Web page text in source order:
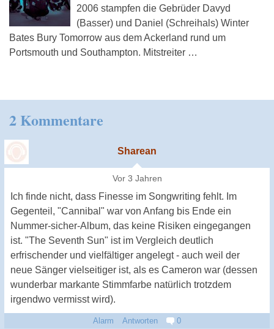
2006 stampfen die Gebrüder Davyd
(Basser) und Daniel (Schreihals) Winter
Bates Bury Tomorrow aus dem Ackerland rund um
Portsmouth und Southampton. Mitstreiter …
2 Kommentare
Sharean
Vor 3 Jahren
Ich finde nicht, dass Finesse im Songwriting fehlt. Im
Gegenteil, "Cannibal" war von Anfang bis Ende ein
Nummer-sicher-Album, das keine Risiken eingegangen
ist. "The Seventh Sun" ist im Vergleich deutlich
erfrischender und vielfältiger angelegt - auch weil der
neue Sänger vielseitiger ist, als es Cameron war (dessen
wunderbar markante Stimmfarbe natürlich trotzdem
irgendwo vermisst wird).
Alarm Antworten 0